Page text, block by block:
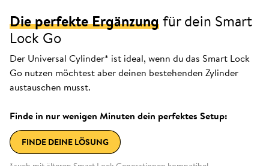
Die perfekte Ergänzungfür dein Smart
Lock Go
Der Universal Cylinder* ist ideal, wenn du das Smart Lock
Go nutzen möchtest aber deinen bestehenden Zylinder
austauschen musst.
Finde in nur wenigen Minuten dein perfektes Setup:
FINDE DEINE LÖSUNG